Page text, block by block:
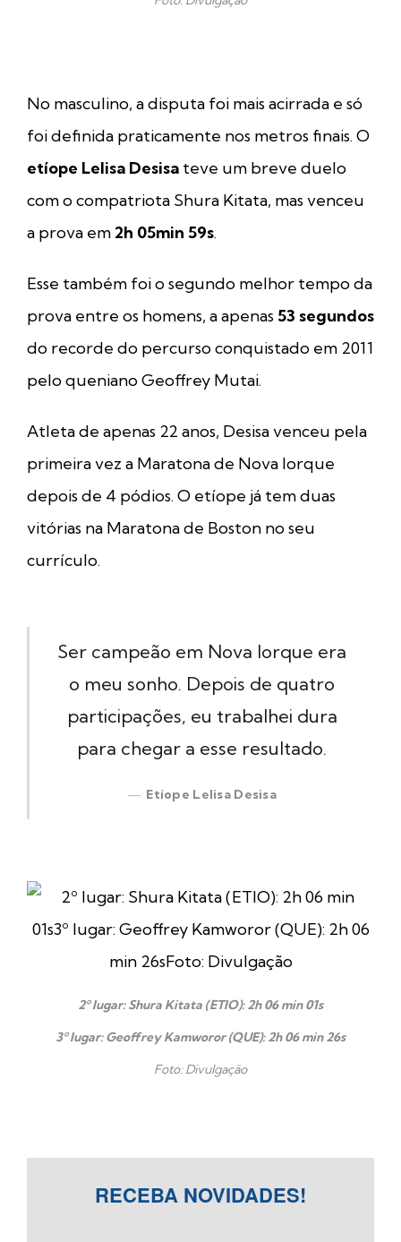
No masculino, a disputa foi mais acirrada e só
foi definida praticamente nos metros finais. O
etíope Lelisa Desisa teve um breve duelo
com o compatriota Shura Kitata, mas venceu
a prova em 2h 05min 59s.
Esse também foi o segundo melhor tempo da
prova entre os homens, a apenas53 segundos
do recorde do percurso conquistado em 2011
pelo queniano Geoffrey Mutai.
Atleta de apenas 22 anos, Desisa venceu pela
primeira vez a Maratona de Nova Iorque
depois de 4 pódios. O etíope já tem duas
vitórias na Maratona de Boston no seu
currículo.
Ser campeão em Nova Iorque era
o meu sonho. Depois de quatro
participações, eu trabalhei dura
para chegar a esse resultado.
Etíope Lelisa Desisa
2º lugar: Shura Kitata (ETIO): 2h 06 min 01s
3º lugar: Geoffrey Kamworor (QUE): 2h 06 min 26s
Foto: Divulgação
RECEBA NOVIDADES!